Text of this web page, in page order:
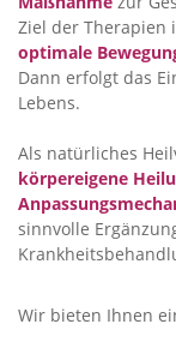
Ziel der Therapien
optimale
Dann erfolgt das
Lebens.
Als natürliches
körpereigene
sinnvolle
Wir bieten Ihnen